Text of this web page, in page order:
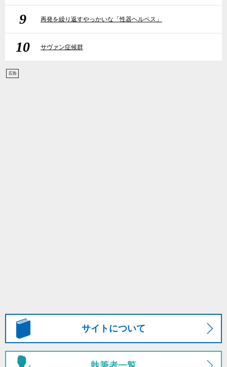
9 再発を繰り返すやっかいな「性器ヘルペス」
10 サヴァン症候群
広告
サイトについて